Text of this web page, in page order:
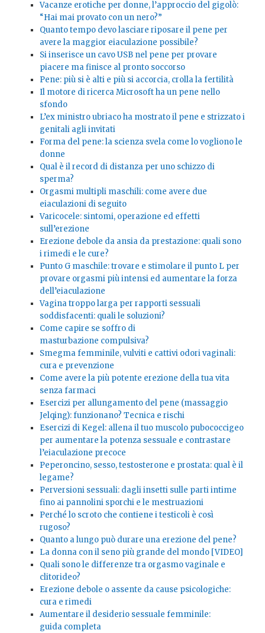
Vacanze erotiche per donne, l’approccio del gigolò:
“Hai mai provato con un nero?”
Quanto tempo devo lasciare riposare il pene per
avere la maggior eiaculazione possibile?
Si inserisce un cavo USB nel pene per provare
piacere ma finisce al pronto soccorso
Pene: più si è alti e più si accorcia, crolla la fertilità
Il motore di ricerca Microsoft ha un pene nello
sfondo
L’ex ministro ubriaco ha mostrato il pene e strizzato i
genitali agli invitati
Forma del pene: la scienza svela come lo vogliono le
donne
Qual è il record di distanza per uno schizzo di
sperma?
Orgasmi multipli maschili: come avere due
eiaculazioni di seguito
Varicocele: sintomi, operazione ed effetti
sull’erezione
Erezione debole da ansia da prestazione: quali sono
i rimedi e le cure?
Punto G maschile: trovare e stimolare il punto L per
provare orgasmi più intensi ed aumentare la forza
dell’eiaculazione
Vagina troppo larga per rapporti sessuali
soddisfacenti: quali le soluzioni?
Come capire se soffro di
masturbazione compulsiva?
Smegma femminile, vulviti e cattivi odori vaginali:
cura e prevenzione
Come avere la più potente erezione della tua vita
senza farmaci
Esercizi per allungamento del pene (massaggio
Jelqing): funzionano? Tecnica e rischi
Esercizi di Kegel: allena il tuo muscolo pubococcigeo
per aumentare la potenza sessuale e contrastare
l’eiaculazione precoce
Peperoncino, sesso, testosterone e prostata: qual è il
legame?
Perversioni sessuali: dagli insetti sulle parti intime
fino ai pannolini sporchi e le mestruazioni
Perché lo scroto che contiene i testicoli è così
rugoso?
Quanto a lungo può durare una erezione del pene?
La donna con il seno più grande del mondo [VIDEO]
Quali sono le differenze tra orgasmo vaginale e
clitorideo?
Erezione debole o assente da cause psicologiche:
cura e rimedi
Aumentare il desiderio sessuale femminile:
guida completa